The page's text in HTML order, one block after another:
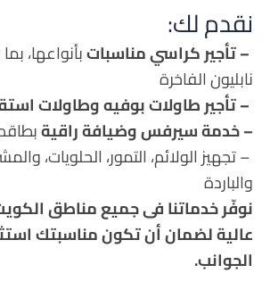
نقدم لك:
– تأجير كراسي مناسباتبأنواعها،
نابليون الفاخرة
– تأجير طاولات بوفيه وطاولات
– خدمة سيرفس وضيافة راقية
– تجهيز الولائم، التمور، الحلويات،
والباردة
نوفّر خدماتنا في جميع مناطق
عالية لضمان أن تكون مناسبتك
الجوانب.